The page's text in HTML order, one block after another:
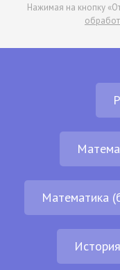
Нажимая на кнопку
Математика
История